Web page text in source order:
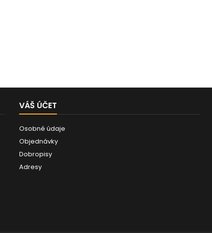
VÁŠ ÚČET
Osobné údaje
Objednávky
Dobropisy
Adresy